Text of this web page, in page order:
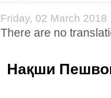
Friday, 02 March 2018
There are no
Нақши